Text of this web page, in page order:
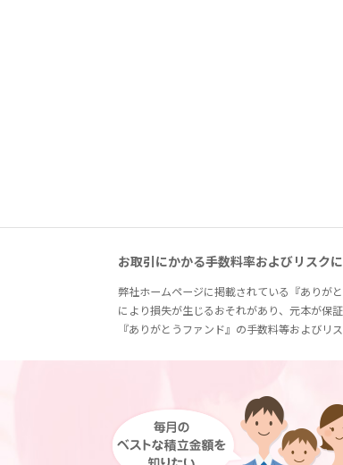
お取引にかかる手数料率およびリスク
弊社ホームページに掲載されている『ありが
により損失が生じるおそれがあり、元本が保
『ありがとうファンド』の手数料等およびリ